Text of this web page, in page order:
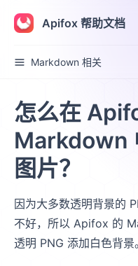
Apifox 帮助文档
Markdown 相关
怎么在
Markdown
图片？
因为大多数透明背景的
不好，所以 Apifox 的
透明 PNG 添加白色背景。